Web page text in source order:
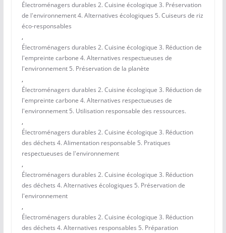
Électroménagers durables 2. Cuisine écologique 3. Préservation
de l'environnement 4. Alternatives écologiques 5. Cuiseurs de riz
éco-responsables
,
Électroménagers durables 2. Cuisine écologique 3. Réduction de
l'empreinte carbone 4. Alternatives respectueuses de
l'environnement 5. Préservation de la planète
,
Électroménagers durables 2. Cuisine écologique 3. Réduction de
l'empreinte carbone 4. Alternatives respectueuses de
l'environnement 5. Utilisation responsable des ressources.
,
Électroménagers durables 2. Cuisine écologique 3. Réduction
des déchets 4. Alimentation responsable 5. Pratiques
respectueuses de l'environnement
,
Électroménagers durables 2. Cuisine écologique 3. Réduction
des déchets 4. Alternatives écologiques 5. Préservation de
l'environnement
,
Électroménagers durables 2. Cuisine écologique 3. Réduction
des déchets 4. Alternatives responsables 5. Préparation